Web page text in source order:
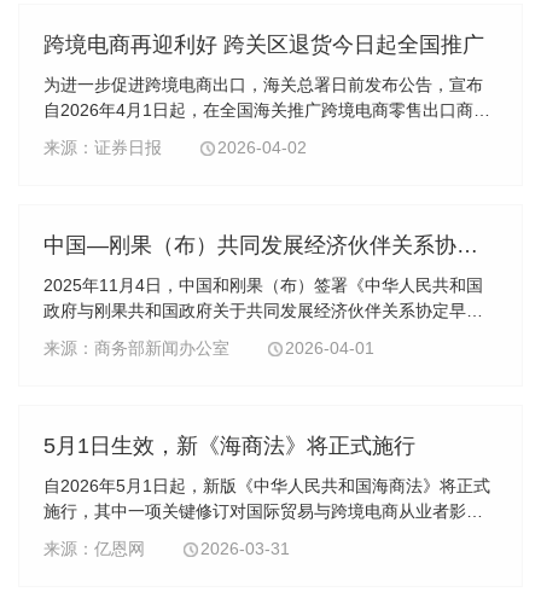
跨境电商再迎利好 跨关区退货今日起全国推广
为进一步促进跨境电商出口，海关总署日前发布公告，宣布
自2026年4月1日起，在全国海关推广跨境电商零售出口商品
跨关区退货模式。
来源：证券日报 2026-04-02
中国—刚果（布）共同发展经济伙伴关系协定早期收获安排正式生效
2025年11月4日，中国和刚果（布）签署《中华人民共和国
政府与刚果共和国政府关于共同发展经济伙伴关系协定早期
收获的安排》。目前，中刚双方已完成各自国内批约程序，
早收安排将于2026年4月1日正式生效。
来源：商务部新闻办公室 2026-04-01
5月1日生效，新《海商法》将正式施行
自2026年5月1日起，新版《中华人民共和国海商法》将正式
施行，其中一项关键修订对国际贸易与跨境电商从业者影响
深远。
来源：亿恩网 2026-03-31